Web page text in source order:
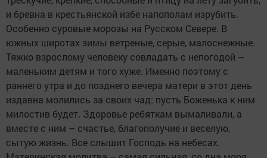
и бревна в крестьянской избе напополам изрубить.
Особенно суровые морозы на Русском Севере. В
южных широтах зимы ветреные, серые, малоснежные.
Тяжко взрослому человеку совладать с непогодой –
маленьким детям и того хуже. Именно поэтому с
раннего утра и до позднего вечера матери в этот день
издавна молились за своих чад: пусть Боженька к ним
милостив будет. Здоровье ребяткам вымаливали, а
вместе с ним – счастье, благополучие и веселую,
сытую жизнь. Все слышит Господь на небесах.